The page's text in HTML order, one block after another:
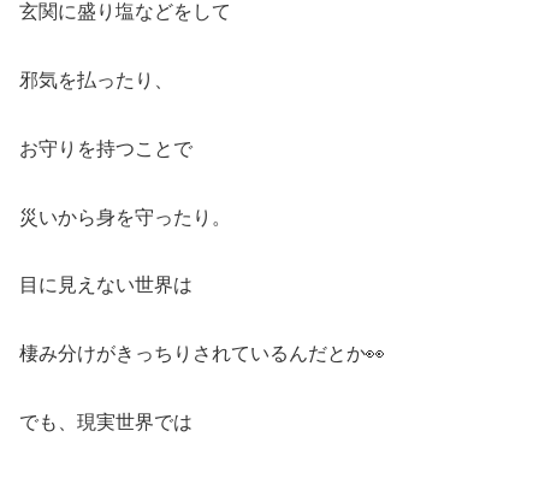
玄関に盛り塩などをして
邪気を払ったり、
お守りを持つことで
災いから身を守ったり。
目に見えない世界は
棲み分けがきっちりされているんだとか👀
でも、現実世界では